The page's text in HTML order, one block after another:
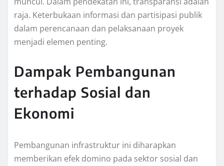
raja. Keterbukaan informasi dan partisipasi publik
dalam perencanaan dan pelaksanaan proyek
menjadi elemen penting.
Dampak Pembangunan
terhadap Sosial dan
Ekonomi
Pembangunan infrastruktur ini diharapkan
memberikan efek domino pada sektor sosial dan